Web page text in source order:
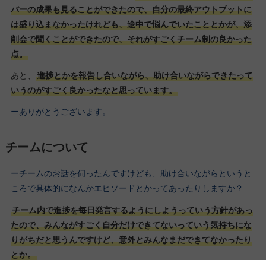
バーの成果も見ることができたので、自分の最終アウトプットに
は盛り込まなかったけれども、途中で悩んでいたこととかが、添
削会で聞くことができたので、それがすごくチーム制の良かった
点。
あと、
進捗とかを報告し合いながら、助け合いながらできたって
いうのがすごく良かったなと思っています。
ーありがとうございます。
チームについて
ーチームのお話を伺ったんですけども、助け合いながらというと
ころで具体的になんかエピソードとかってあったりしますか？
チーム内で進捗を毎日発言するようにしようっていう方針があっ
たので、みんながすごく自分だけできてないっていう気持ちにな
りがちだと思うんですけど、意外とみんなまだできてなかったり
とか。